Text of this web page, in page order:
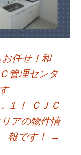
任せ！和
管理センタ
１！ ＣＪＣ
アの物件情
報です！
→